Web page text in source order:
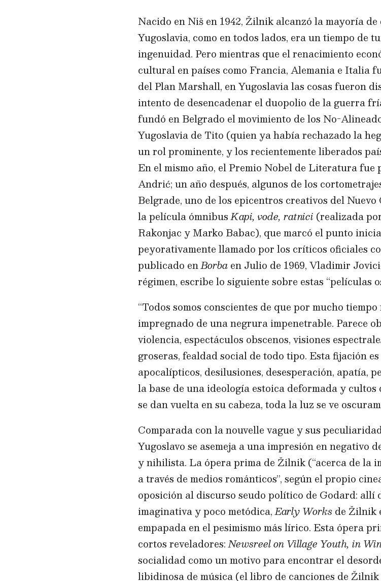
Nacido en Niš en 1942, Žilnik alcanzó la mayoría de
Yugoslavia, como en todos lados, era un tiempo de
ingenuidad. Pero mientras que el renacimiento
cultural en países como Francia, Alemania e Italia
del Plan Marshall, en Yugoslavia las cosas fueron
intento de desencadenar el duopolio de la guerra
fundó en Belgrado el movimiento de los No-
Yugoslavia de Tito (quien ya había rechazado la
un rol prominente, y los recientemente liberados
En el mismo año, el Premio Nobel de Literatura
Andrić; un año después, algunos de los
Belgrade, uno de los epicentros creativos del
la película ómnibusKapi, vode, ratnici (realizada
Rakonjac y Marko Babac), que marcó el punto
peyorativamente llamado por los críticos oficiales
publicado enBorbaen Julio de 1969, Vladimir
régimen, escribe lo siguiente sobre estas “películas
“Todos somos conscientes de que por mucho
impregnado de una negrura impenetrable. Parece
violencia, espectáculos obscenos, visiones
groseras, fealdad social de todo tipo. Esta fijación
apocalípticos, desilusiones, desesperación, apatía,
la base de una ideología estoica deformada y
se dan vuelta en su cabeza, toda la luz se ve
Comparada con la nouvelle vague y sus
Yugoslavo se asemeja a una impresión en negativo
y nihilista. La ópera prima de Žilnik (“acerca de la
a través de medios románticos”, según el propio
oposición al discurso seudo político de Godard: allí
imaginativa y poco metódica,Early Worksde Žilnik
empapada en el pesimismo más lírico. Esta ópera
cortos reveladores:Newsreel on Village Youth, in
socialidad como un motivo para encontrar el
libidinosa de música (el libro de canciones de